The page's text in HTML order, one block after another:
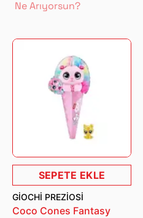
SEPETE EKLE
GIOCHI PREZIOSI
Coco Cones Fantasy